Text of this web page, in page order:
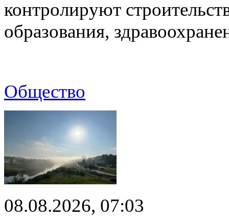
контролируют
образования,
Общество
08.08.2026, 07:03